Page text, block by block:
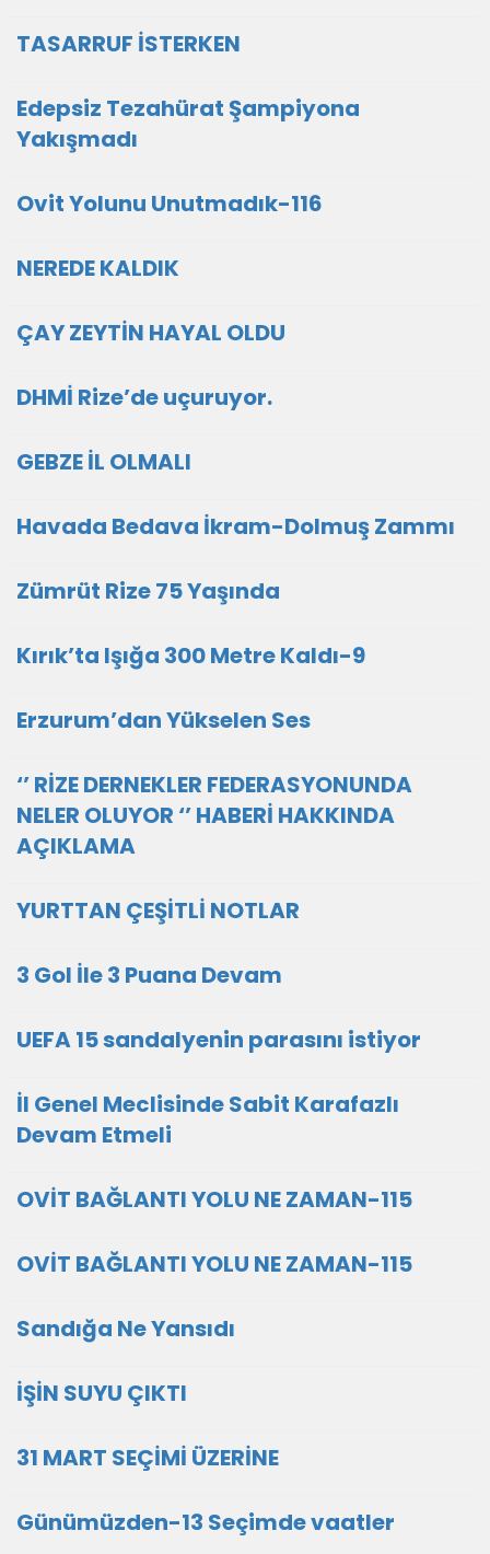
TASARRUF İSTERKEN
Edepsiz Tezahürat Şampiyona
Yakışmadı
Ovit Yolunu Unutmadık-116
NEREDE KALDIK
ÇAY ZEYTİN HAYAL OLDU
DHMİ Rize’de uçuruyor.
GEBZE İL OLMALI
Havada Bedava İkram-Dolmuş Zammı
Zümrüt Rize 75 Yaşında
Kırık’ta Işığa 300 Metre Kaldı-9
Erzurum’dan Yükselen Ses
‘’ RİZE DERNEKLER FEDERASYONUNDA
NELER OLUYOR ‘’ HABERİ HAKKINDA
AÇIKLAMA
YURTTAN ÇEŞİTLİ NOTLAR
3 Gol İle 3 Puana Devam
UEFA 15 sandalyenin parasını istiyor
İl Genel Meclisinde Sabit Karafazlı
Devam Etmeli
OVİT BAĞLANTI YOLU NE ZAMAN-115
OVİT BAĞLANTI YOLU NE ZAMAN-115
Sandığa Ne Yansıdı
İŞİN SUYU ÇIKTI
31 MART SEÇİMİ ÜZERİNE
Günümüzden-13 Seçimde vaatler